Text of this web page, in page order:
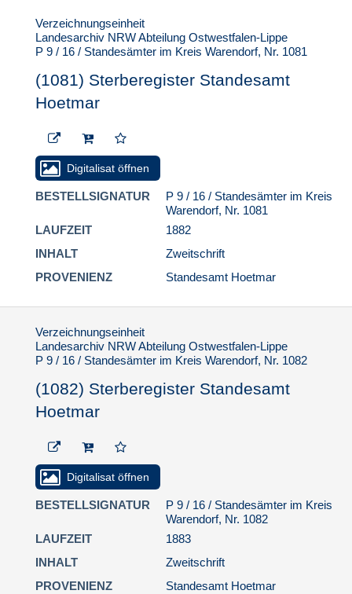
(1119) Sterberegister
(1123) Sterberegister
Standesamt Hoetmar
(1124) Sterberegister
Standesamt Hoetmar
Standesamt Hoetmar
(1127) Sterberegister
Standesamt Hoetmar
Standesamt Hoetmar
(1131) Sterberegister
Standesamt Hoetmar
(1132) Sterberegister
Standesamt Hoetmar
Verzeichnungseinheit
Landesarchiv NRW Abteilung Ostwestfalen-Lippe
P 9 / 16 / Standesämter im Kreis Warendorf, Nr. 1081
(1081) Sterberegister Standesamt
Hoetmar
Digitalisat öffnen
BESTELLSIGNATUR
P 9 / 16 / Standesämter im Kreis
Warendorf, Nr. 1081
LAUFZEIT
1882
INHALT
Zweitschrift
PROVENIENZ
Standesamt Hoetmar
Verzeichnungseinheit
Landesarchiv NRW Abteilung Ostwestfalen-Lippe
P 9 / 16 / Standesämter im Kreis Warendorf, Nr. 1082
(1082) Sterberegister Standesamt
Hoetmar
Digitalisat öffnen
BESTELLSIGNATUR
P 9 / 16 / Standesämter im Kreis
Warendorf, Nr. 1082
LAUFZEIT
1883
INHALT
Zweitschrift
PROVENIENZ
Standesamt Hoetmar